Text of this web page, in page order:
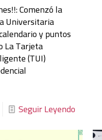
Comenzó la
Universitaria
y puntos
La Tarjeta
(TUI)
Seguir Leyendo